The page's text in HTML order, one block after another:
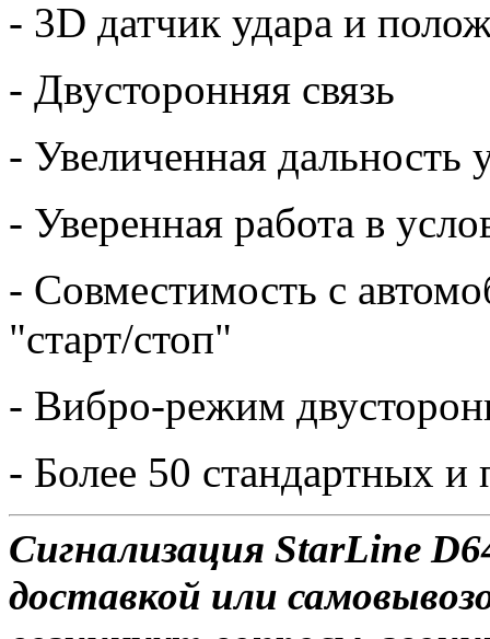
- 3D датчик удара и
- Двусторонняя связь
- Увеличенная дальность
- Уверенная работа в
- Совместимость с
"старт/стоп"
- Вибро-режим
- Более 50 стандартных
Сигнализация StarLine
доставкой или